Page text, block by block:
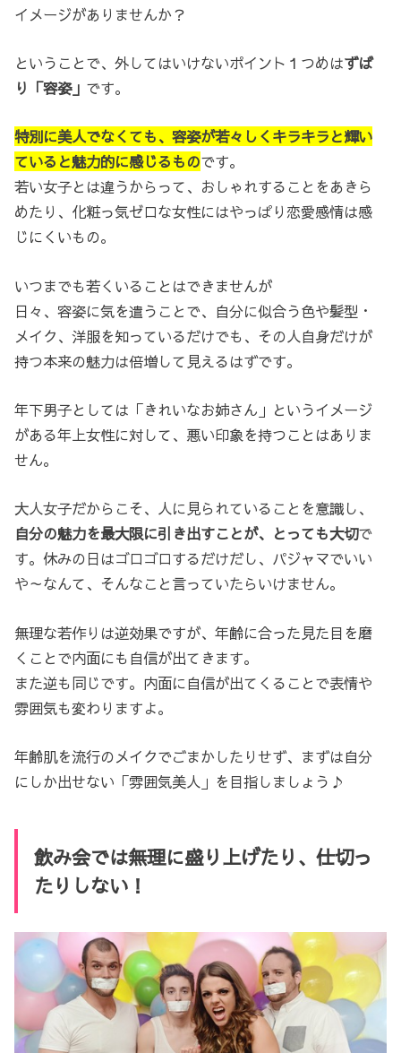
イメージがありませんか？
ということで、外してはいけないポイント１つめはずば
り「容姿」 です。
特別に美人でなくても、容姿が若々しくキラキラと輝い
ていると魅力的に感じるものです。
若い女子とは違うからって、おしゃれすることをあきら
めたり、化粧っ気ゼロな女性にはやっぱり恋愛感情は感
じにくいもの。
いつまでも若くいることはできませんが
日々、容姿に気を遣うことで、自分に似合う色や髪型・
メイク、洋服を知っているだけでも、その人自身だけが
持つ本来の魅力は倍増して見えるはずです。
年下男子としては「きれいなお姉さん」というイメージ
がある年上女性に対して、悪い印象を持つことはありま
せん。
大人女子だからこそ、人に見られていることを意識し、
自分の魅力を最大限に引き出すことが、とっても大切で
す。休みの日はゴロゴロするだけだし、パジャマでいい
や～なんて、そんなこと言っていたらいけません。
無理な若作りは逆効果ですが、年齢に合った見た目を磨
くことで内面にも自信が出てきます。
また逆も同じです。内面に自信が出てくることで表情や
雰囲気も変わりますよ。
年齢肌を流行のメイクでごまかしたりせず、まずは自分
にしか出せない「雰囲気美人」を目指しましょう♪
飲み会では無理に盛り上げたり、仕切っ
たりしない！